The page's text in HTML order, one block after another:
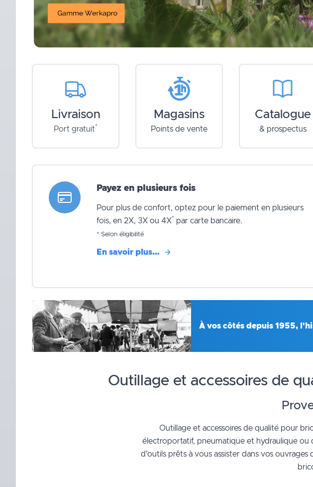
Livraison
Port gratuit*
Magasins
Points de vente
Catalogue
& prospectus
Payez en plusieurs fois
Pour plus de confort, optez pour le paiement en plusieurs
fois, en 2X, 3X ou 4X* par carte bancaire.
* Selon éligibilité
En savoir plus…
À vos côtés depuis 1955,
Outillage et accessoires de
Outillage et accessoires de qualité pour
électroportatif, pneumatique et hydraulique ou
d'outils prêts à vous assister dans vos